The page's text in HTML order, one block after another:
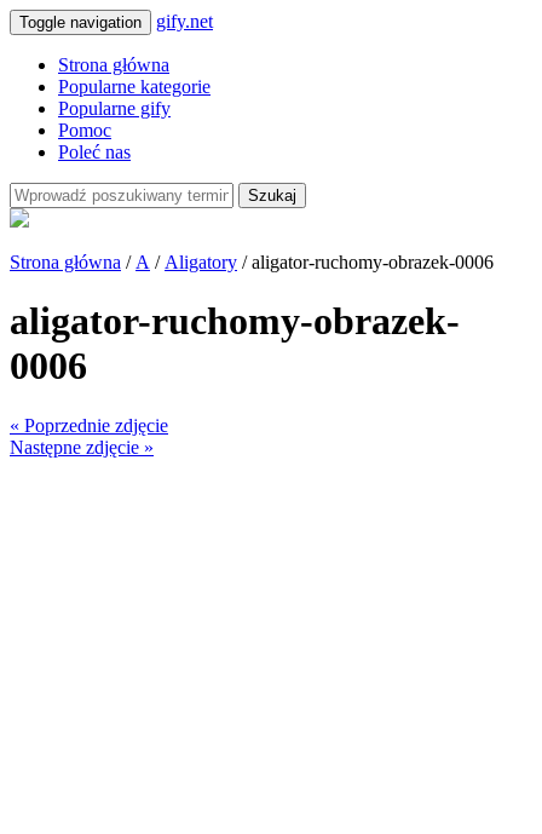
Toggle navigation gify.net
Strona główna
Popularne kategorie
Popularne gify
Pomoc
Poleć nas
Szukaj
Strona główna / A / Aligatory / aligator-ruchomy-obrazek-0006
aligator-ruchomy-obrazek-
0006
« Poprzednie zdjęcie
Następne zdjęcie »